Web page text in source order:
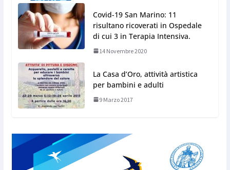
Covid-19 San Marino: 11
risultano ricoverati in Ospedale
di cui 3 in Terapia Intensiva.
14 Novembre 2020
La Casa d’Oro, attività artistica
per bambini e adulti
9 Marzo 2017